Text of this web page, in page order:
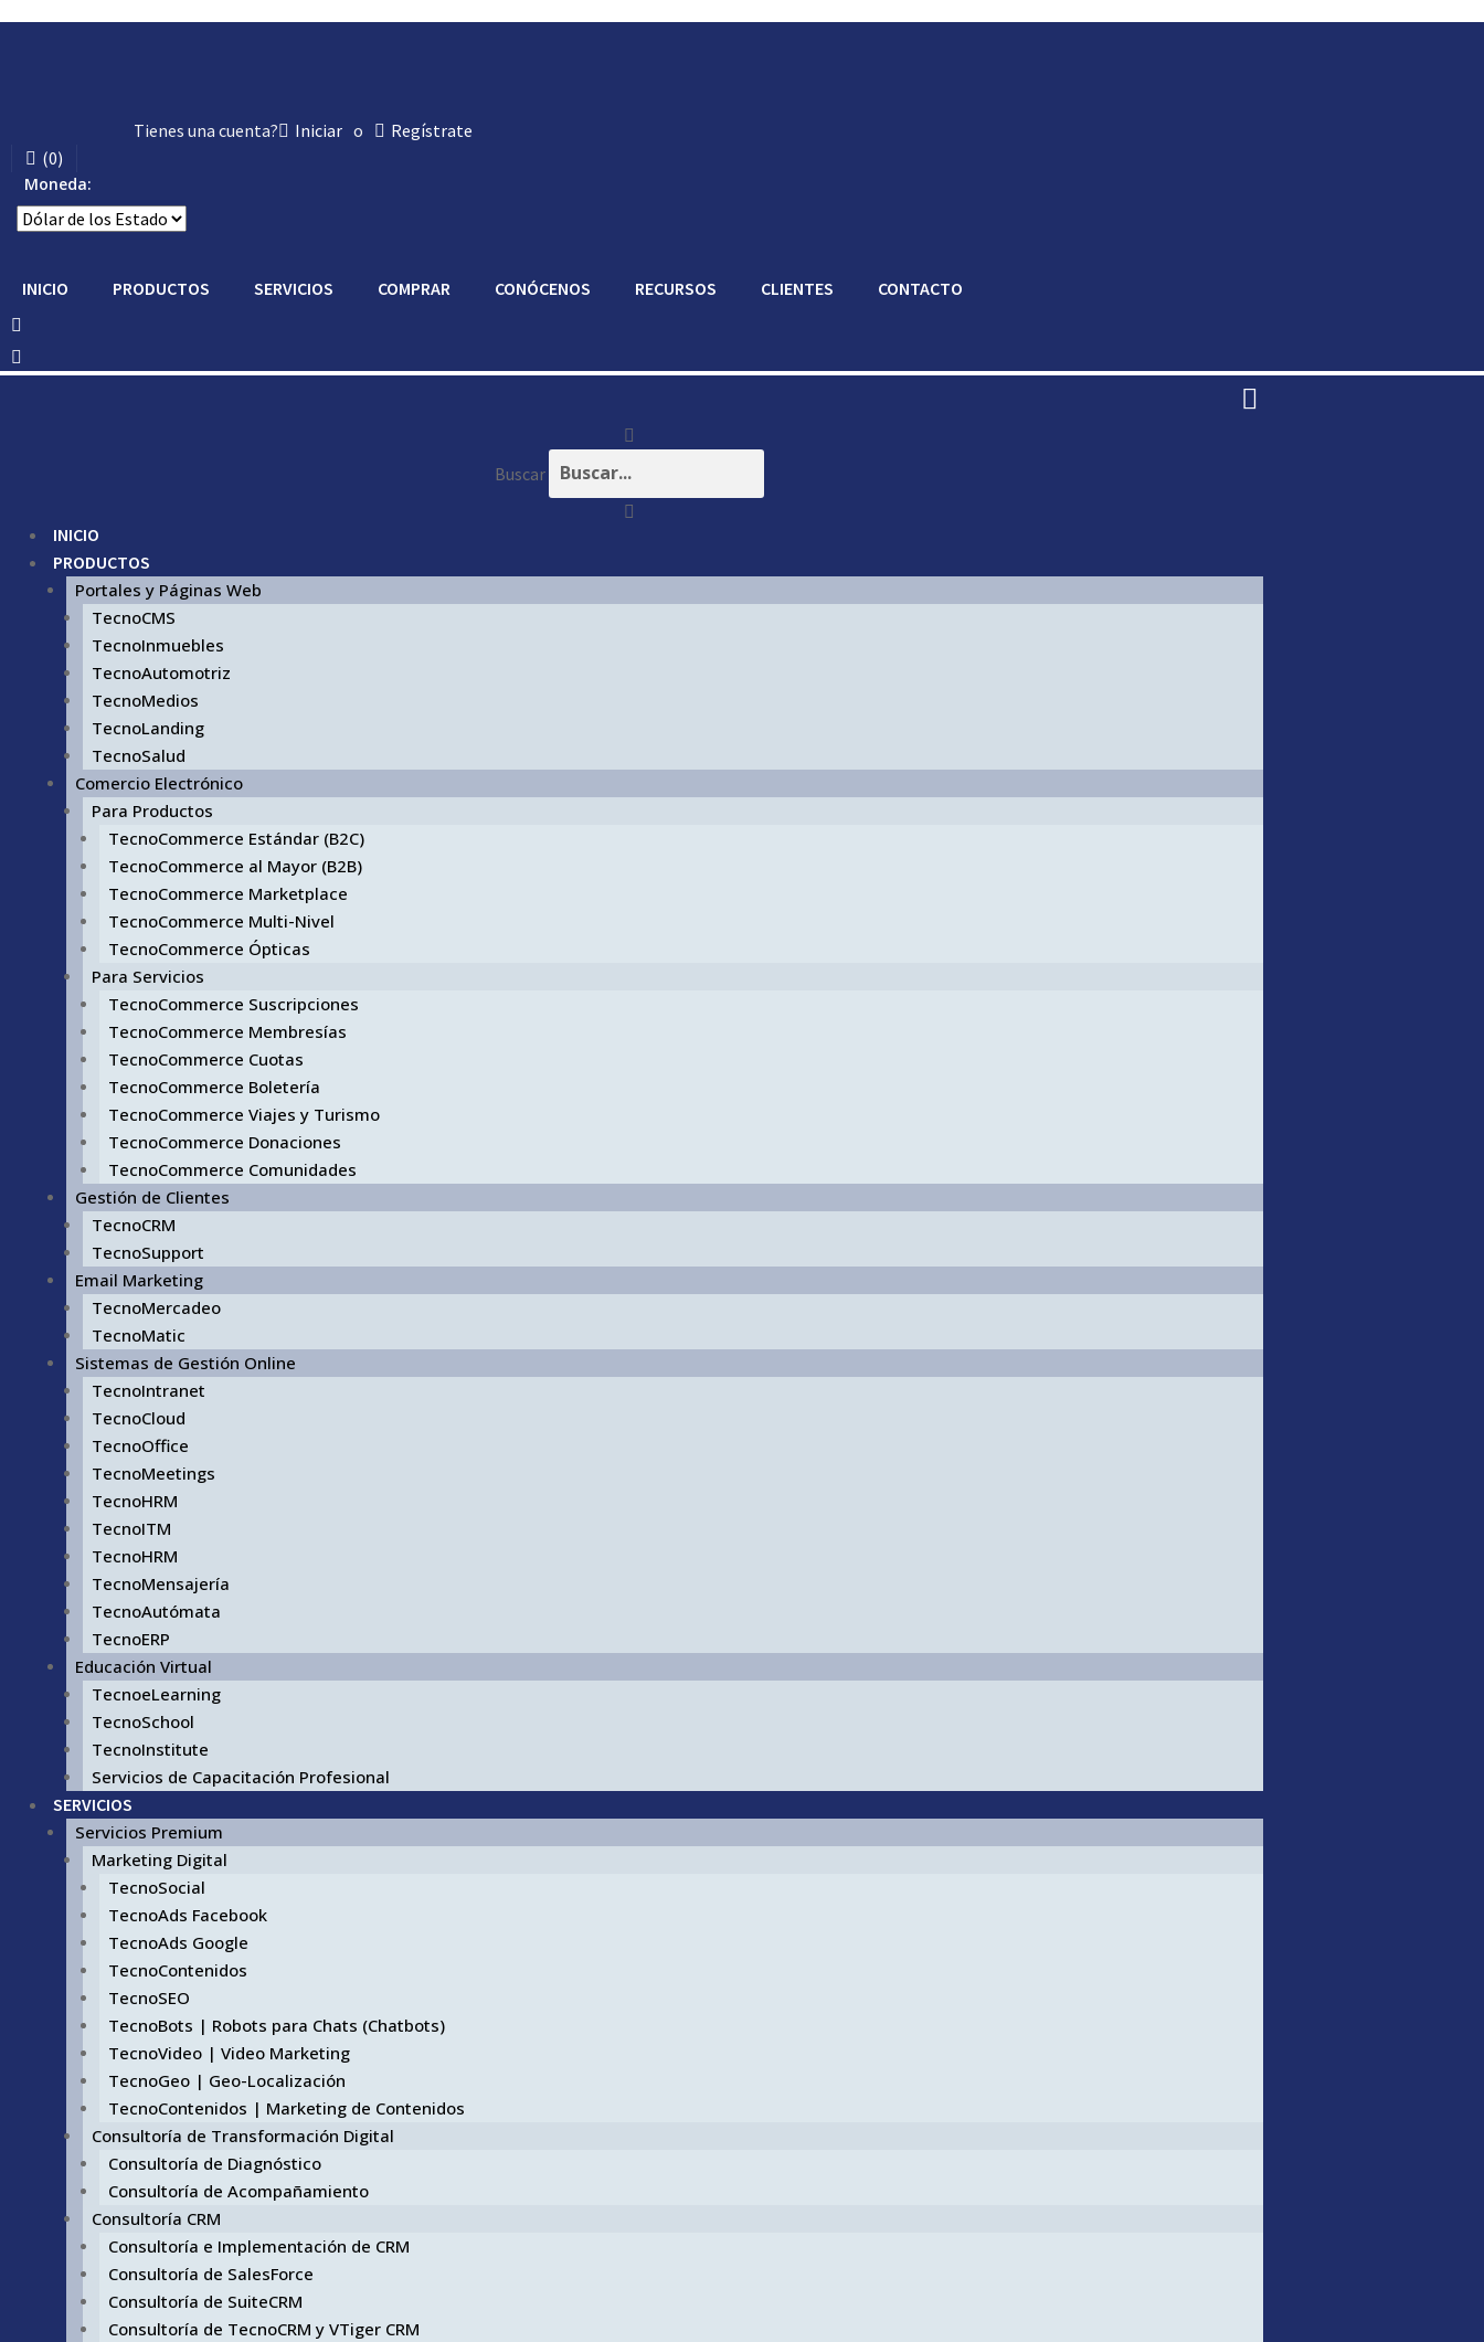
Tienes una cuenta? Iniciar o
Regístrate
(0)
Moneda:
INICIO PRODUCTOS SERVICIOS COMPRAR CONÓCENOS RECURSOS CLIENTES CONTACTO
Buscar
INICIO
PRODUCTOS
Portales y Páginas Web
TecnoCMS
TecnoInmuebles
TecnoAutomotriz
TecnoMedios
TecnoLanding
TecnoSalud
Comercio Electrónico
Para Productos
TecnoCommerce Estándar (B2C)
TecnoCommerce al Mayor (B2B)
TecnoCommerce Marketplace
TecnoCommerce Multi-Nivel
TecnoCommerce Ópticas
Para Servicios
TecnoCommerce Suscripciones
TecnoCommerce Membresías
TecnoCommerce Cuotas
TecnoCommerce Boletería
TecnoCommerce Viajes y Turismo
TecnoCommerce Donaciones
TecnoCommerce Comunidades
Gestión de Clientes
TecnoCRM
TecnoSupport
Email Marketing
TecnoMercadeo
TecnoMatic
Sistemas de Gestión Online
TecnoIntranet
TecnoCloud
TecnoOffice
TecnoMeetings
TecnoHRM
TecnoITM
TecnoHRM
TecnoMensajería
TecnoAutómata
TecnoERP
Educación Virtual
TecnoeLearning
TecnoSchool
TecnoInstitute
Servicios de Capacitación Profesional
SERVICIOS
Servicios Premium
Marketing Digital
TecnoSocial
TecnoAds Facebook
TecnoAds Google
TecnoContenidos
TecnoSEO
TecnoBots | Robots para Chats (Chatbots)
TecnoVideo | Video Marketing
TecnoGeo | Geo-Localización
TecnoContenidos | Marketing de Contenidos
Consultoría de Transformación Digital
Consultoría de Diagnóstico
Consultoría de Acompañamiento
Consultoría CRM
Consultoría e Implementación de CRM
Consultoría de SalesForce
Consultoría de SuiteCRM
Consultoría de TecnoCRM y VTiger CRM